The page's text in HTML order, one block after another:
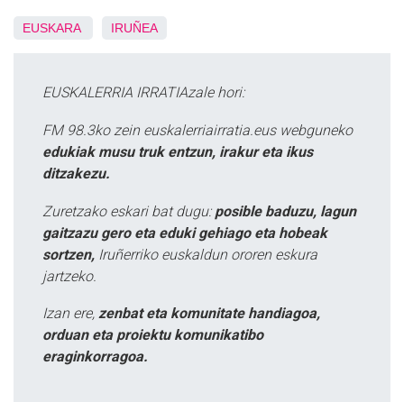
EUSKARA IRUÑEA
EUSKALERRIA IRRATIAzale hori:
FM 98.3ko zein euskalerriairratia.eus webguneko
edukiak musu truk entzun, irakur eta ikus
ditzakezu.
Zuretzako eskari bat dugu: posible baduzu, lagun
gaitzazu gero eta eduki gehiago eta hobeak
sortzen, Iruñerriko euskaldun ororen eskura
jartzeko.
Izan ere, zenbat eta komunitate handiagoa,
orduan eta proiektu komunikatibo
eraginkorragoa.